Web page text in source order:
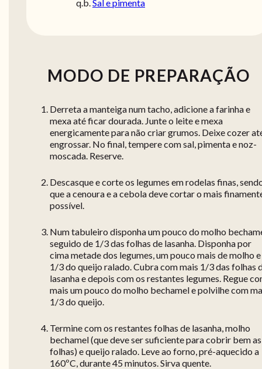
q.b. Sal e pimenta
MODO DE PREPARAÇÃO
Derreta a manteiga num tacho, adicione a farinha e
mexa até ficar dourada. Junte o leite e mexa
energicamente para não criar grumos. Deixe cozer
engrossar. No final, tempere com sal, pimenta e noz-
moscada. Reserve.
Descasque e corte os legumes em rodelas finas,
que a cenoura e a cebola deve cortar o mais
possível.
Num tabuleiro disponha um pouco do molho
seguido de 1/3 das folhas de lasanha. Disponha por
cima metade dos legumes, um pouco mais de molho e
1/3 do queijo ralado. Cubra com mais 1/3 das folhas
lasanha e depois com os restantes legumes. Regue
mais um pouco do molho bechamel e polvilhe com
1/3 do queijo.
Termine com os restantes folhas de lasanha, molho
bechamel (que deve ser suficiente para cobrir bem as
folhas) e queijo ralado. Leve ao forno, pré-aquecido a
160ºC, durante 45 minutos. Sirva quente.